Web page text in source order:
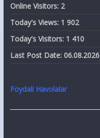
Online Visitors: 2
Today's Views: 1 902
Today's Visitors: 1 410
Last Post Date: 06.08.2026
Foydali Havolalar